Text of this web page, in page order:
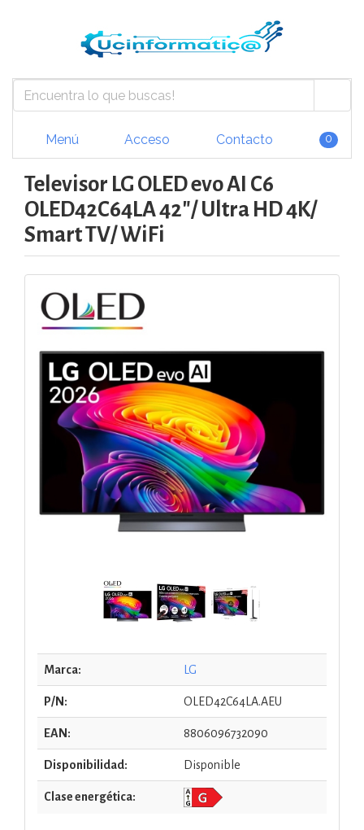
Menú Acceso Contacto 0
Televisor LG OLED evo AI C6
OLED42C64LA 42"/ Ultra HD 4K/
Smart TV/ WiFi
Marca: LG
P/N: OLED42C64LA.AEU
EAN: 8806096732090
Disponibilidad: Disponible
Clase energética: